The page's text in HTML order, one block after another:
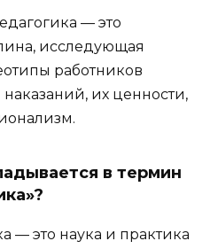
— это
исследующая
работников
их ценности,
в термин
— это наука и практика